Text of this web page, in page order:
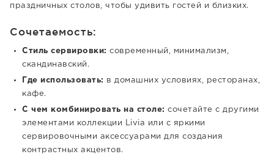
праздничных столов, чтобы удивить гостей и близких.
Сочетаемость:
Стиль сервировки: современный, минимализм,
скандинавский.
Где использовать:
в домашних условиях, ресторанах,
кафе.
С чем комбинировать на столе: сочетайте с другими
элементами коллекции Livia или с яркими
сервировочными аксессуарами для создания
контрастных акцентов.